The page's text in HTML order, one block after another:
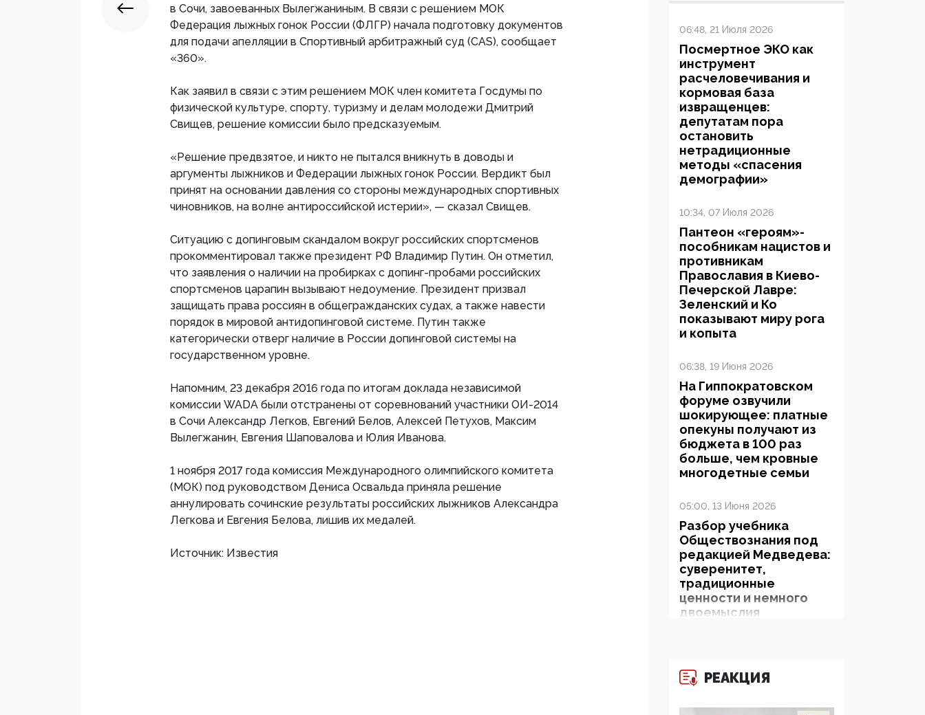
в Сочи, завоеванных Вылегжаниным. В связи с решением МОК
Федерация лыжных гонок России (ФЛГР) начала подготовку документов
для подачи апелляции в Спортивный арбитражный суд (CAS), сообщает
«360».
Как заявил в связи с этим решением МОК член комитета Госдумы по
физической культуре, спорту, туризму и делам молодежи Дмитрий
Свищев, решение комиссии было предсказуемым.
«Решение предвзятое, и никто не пытался вникнуть в доводы и
аргументы лыжников и Федерации лыжных гонок России. Вердикт был
принят на основании давления со стороны международных спортивных
чиновников, на волне антироссийской истерии», — сказал Свищев.
Ситуацию с допинговым скандалом вокруг российских спортсменов
прокомментировал также президент РФ Владимир Путин. Он отметил,
что заявления о наличии на пробирках с допинг-пробами российских
спортсменов царапин вызывают недоумение. Президент призвал
защищать права россиян в общегражданских судах, а также навести
порядок в мировой антидопинговой системе. Путин также
категорически отверг наличие в России допинговой системы на
государственном уровне.
Напомним, 23 декабря 2016 года по итогам доклада независимой
комиссии WADA были отстранены от соревнований участники ОИ-2014
в Сочи Александр Легков, Евгений Белов, Алексей Петухов, Максим
Вылегжанин, Евгения Шаповалова и Юлия Иванова.
1 ноября 2017 года комиссия Международного олимпийского комитета
(МОК) под руководством Дениса Освальда приняла решение
аннулировать сочинские результаты российских лыжников Александра
Легкова и Евгения Белова, лишив их медалей.
Источник: Известия
06:48, 21 Июля 2026
Посмертное ЭКО как
инструмент
расчеловечивания и
кормовая база
извращенцев:
депутатам пора
остановить
нетрадиционные
методы «спасения
демографии»
10:34, 07 Июля 2026
Пантеон «героям»-
пособникам нацистов и
противникам
Православия в Киево-
Печерской Лавре:
Зеленский и Ко
показывают миру рога
и копыта
06:38, 19 Июня 2026
На Гиппократовском
форуме озвучили
шокирующее: платные
опекуны получают из
бюджета в 100 раз
больше, чем кровные
многодетные семьи
05:00, 13 Июня 2026
Разбор учебника
Обществознания под
редакцией Медведева:
суверенитет,
традиционные
ценности и немного
двоемыслия
увидела
деятельность ИИТО
РЕАКЦИЯ